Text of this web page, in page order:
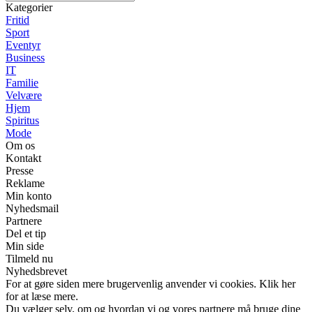
Kategorier
Fritid
Sport
Eventyr
Business
IT
Familie
Velvære
Hjem
Spiritus
Mode
Om os
Kontakt
Presse
Reklame
Min konto
Nyhedsmail
Partnere
Del et tip
Min side
Tilmeld nu
Nyhedsbrevet
For at gøre siden mere brugervenlig anvender vi cookies. Klik her
for at læse mere.
Du vælger selv, om og hvordan vi og vores partnere må bruge dine